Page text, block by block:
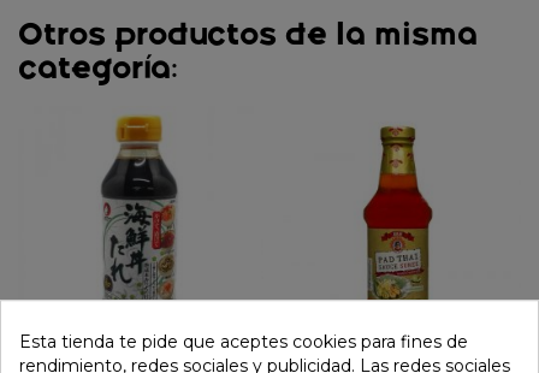
Otros productos de la misma
categoría:
Esta tienda te pide que aceptes cookies para fines de
rendimiento, redes sociales y publicidad. Las redes sociales